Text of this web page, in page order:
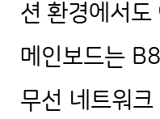
션 환경에서도
메인보드는
무선 네트워